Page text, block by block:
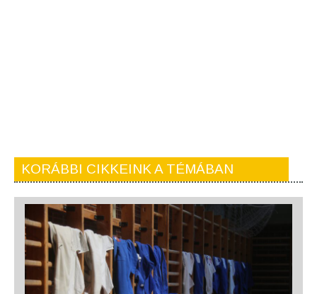
KORÁBBI CIKKEINK A TÉMÁBAN